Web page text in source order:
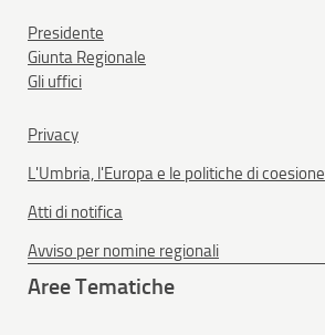
Presidente
Giunta Regionale
Gli uffici
Privacy
L'Umbria, l'Europa e le politiche di coesione
Atti di notifica
Avviso per nomine regionali
Aree Tematiche